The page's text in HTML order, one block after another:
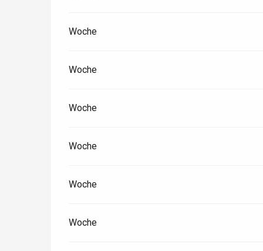
Woche
Woche
Woche
Woche
Woche
Woche